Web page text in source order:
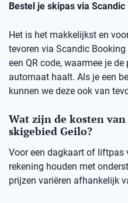
Bestel je skipas via Scandic
Het is het makkelijkst en
tevoren via Scandic
een QR code, waarmee je
automaat haalt. Als je een
kunnen we deze ook van
Wat zijn de kosten
skigebied Geilo?
Voor een dagkaart of liftpas
rekening houden met
prijzen variëren afhankelijk